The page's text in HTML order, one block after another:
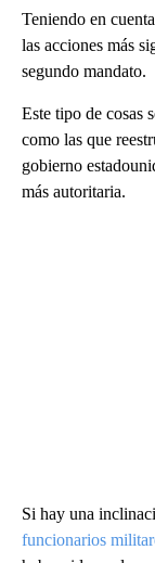
Teniendo en
las acciones más
segundo mandato.
Este tipo de cosas
como las que
gobierno
más autoritaria.
Si hay una
funcionarios